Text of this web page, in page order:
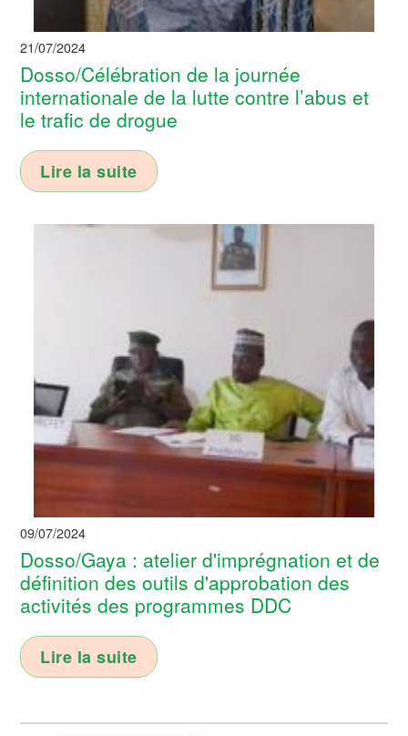
21/07/2024
Dosso/Célébration de la journée
internationale de la lutte contre l’abus et
le trafic de drogue
Lire la suite
09/07/2024
Dosso/Gaya : atelier d'imprégnation et de
définition des outils d'approbation des
activités des programmes DDC
Lire la suite